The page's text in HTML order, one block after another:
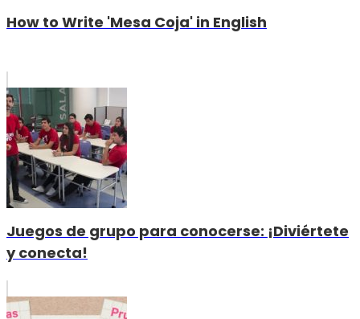
How to Write 'Mesa Coja' in English
Juegos de grupo para conocerse: ¡Diviértete
y conecta!